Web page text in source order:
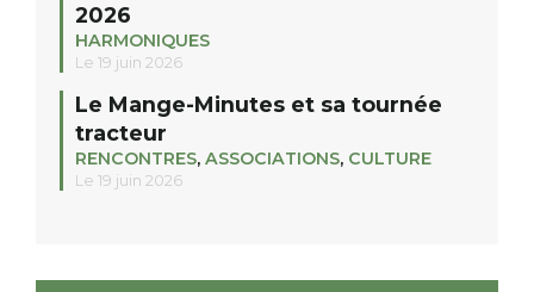
2026
HARMONIQUES
Le 19 juin 2026
Le Mange-Minutes et sa tournée
tracteur
RENCONTRES, ASSOCIATIONS, CULTURE
Le 19 juin 2026